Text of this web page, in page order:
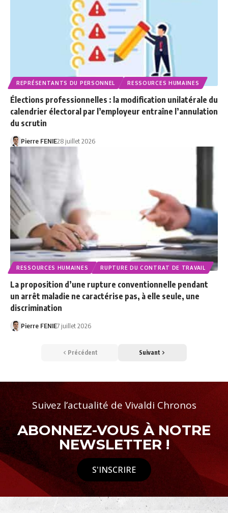
REPRÉSENTANTS DU PERSONNEL RESSOURCES HUMAINES
Élections professionnelles : la modification unilatérale du
calendrier électoral par l’employeur entraîne l’annulation
du scrutin
Pierre FENIE28 juillet 2026
RESSOURCES HUMAINES RUPTURE DU CONTRAT DE TRAVAIL
La proposition d’une rupture conventionnelle pendant
un arrêt maladie ne caractérise pas, à elle seule, une
discrimination
Pierre FENIE7 juillet 2026
Précédent Suivant
Suivez l’actualité de Vivaldi Chronos
ABONNEZ-VOUS À NOTRE
NEWSLETTER !
S'INSCRIRE